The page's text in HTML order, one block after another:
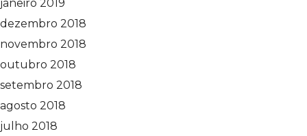
janeiro 2019
dezembro 2018
novembro 2018
outubro 2018
setembro 2018
agosto 2018
julho 2018